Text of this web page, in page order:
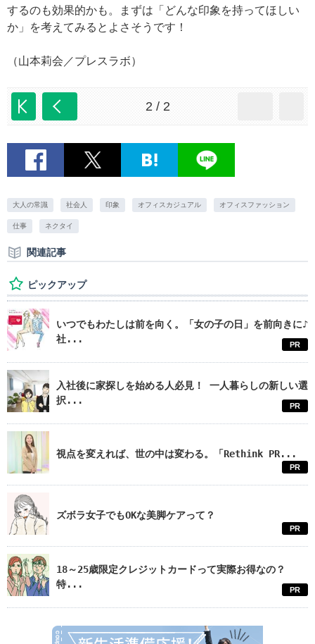
するのも効果的かも。まずは「どんな印象を持ってほしい
か」を考えてみるとよさそうです！
（山本莉会／プレスラボ）
2 / 2
大人の常識 社会人 印象 オフィスカジュアル オフィスファッション
仕事 ネクタイ
関連記事
ピックアップ
いつでもわたしは前を向く。「女の子の日」を前向きに♪
社...
PR
入社後に家探しを始める人必見！ 一人暮らしの新しい選
択...
PR
視点を変えれば、世の中は変わる。「Rethink PR...
PR
ズボラ女子でもOKな美脚ケアって？
PR
18～25歳限定クレジットカードって実際お得なの？
特...
PR